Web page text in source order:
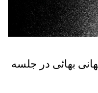
بهائی در جلسه